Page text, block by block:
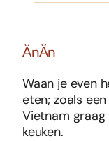
ĂnĂn
Waan je even
eten; zoals
Vietnam
keuken.